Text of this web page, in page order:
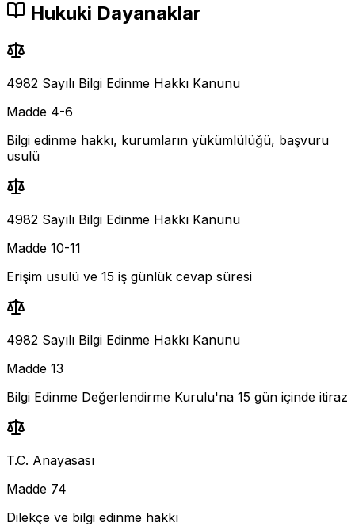
Hukuki Dayanaklar
4982 Sayılı Bilgi Edinme Hakkı Kanunu
Madde 4-6
Bilgi edinme hakkı, kurumların yükümlülüğü, başvuru
usulü
4982 Sayılı Bilgi Edinme Hakkı Kanunu
Madde 10-11
Erişim usulü ve 15 iş günlük cevap süresi
4982 Sayılı Bilgi Edinme Hakkı Kanunu
Madde 13
Bilgi Edinme Değerlendirme Kurulu'na 15 gün içinde itiraz
T.C. Anayasası
Madde 74
Dilekçe ve bilgi edinme hakkı